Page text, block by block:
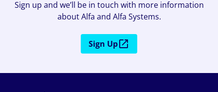
Sign up and we’ll be in touch with more information
about Alfa and Alfa Systems.
Sign Up